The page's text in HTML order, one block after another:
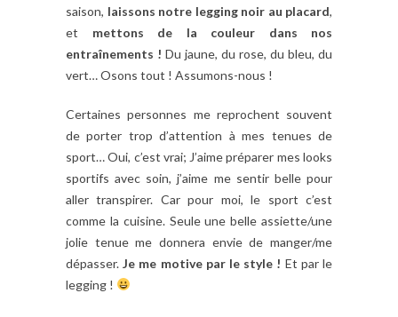
saison, laissons notre legging noir au placard,
et mettons de la couleur dans nos
entraînements ! Du jaune, du rose, du bleu, du
vert… Osons tout ! Assumons-nous !
Certaines personnes me reprochent souvent
de porter trop d’attention à mes tenues de
sport… Oui, c’est vrai; J’aime préparer mes looks
sportifs avec soin, j’aime me sentir belle pour
aller transpirer. Car pour moi, le sport c’est
comme la cuisine. Seule une belle assiette/une
jolie tenue me donnera envie de manger/me
dépasser.Je me motive par le style ! Et par le
legging !